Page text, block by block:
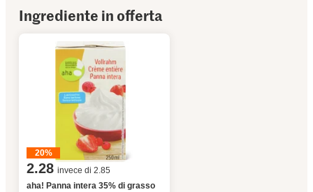
Ingrediente in offerta
20%
2.28 invece di 2.85
aha! Panna intera 35% di grasso